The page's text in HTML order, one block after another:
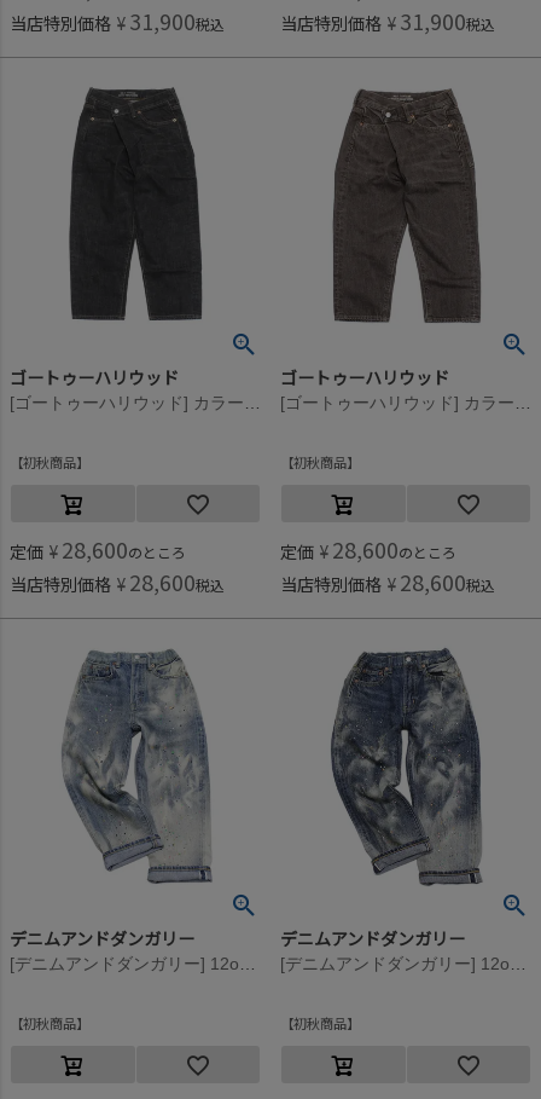
当店特別価格 ¥ 31,900税込 当店特別価格 ¥ 31,900税込
ゴートゥーハリウッド
初秋商品
定価 ¥ 28,600のところ
当店特別価格 ¥ 28,600税込
ゴートゥーハリウッド
初秋商品
定価 ¥ 28,600のところ
当店特別価格 ¥ 28,600税込
デニムアンドダンガリー
初秋商品
デニムアンドダンガリー
初秋商品